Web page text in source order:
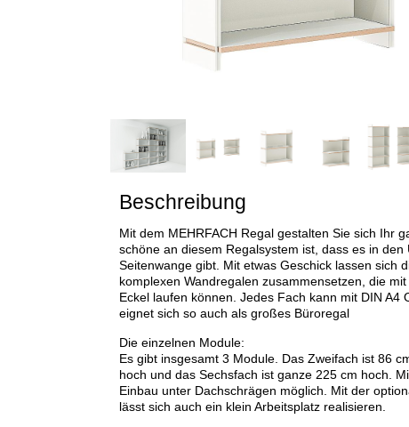
Beschreibung
Mit dem MEHRFACH Regal gestalten Sie sich Ihr
schöne an diesem Regalsystem ist, dass es in
Seitenwange gibt. Mit etwas Geschick lassen sich
komplexen Wandregalen zusammensetzen, die
Eckel laufen können. Jedes Fach kann mit DIN A4
eignet sich so auch als großes Büroregal
Die einzelnen Module:
Es gibt insgesamt 3 Module. Das Zweifach ist 86
hoch und das Sechsfach ist ganze 225 cm hoch.
Einbau unter Dachschrägen möglich. Mit der
lässt sich auch ein klein Arbeitsplatz realisieren.